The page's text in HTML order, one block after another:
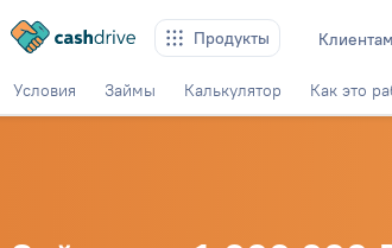
Продукты Клиентам
Условия Займы Калькулятор Как это